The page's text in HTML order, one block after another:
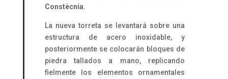
Constècnia.
La nueva torreta se levantará sobre una
estructura de acero inoxidable, y
posteriormente se colocarán bloques de
piedra tallados a mano, replicando
fielmente los elementos ornamentales